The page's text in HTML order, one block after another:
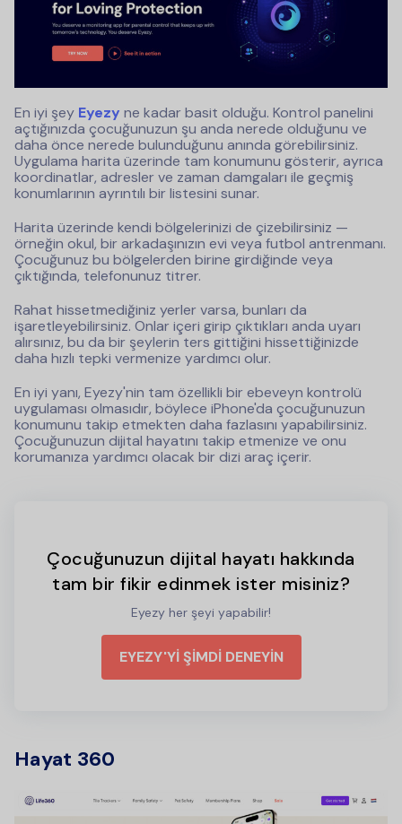
En iyi şey Eyezy ne kadar basit olduğu. Kontrol panelini
açtığınızda çocuğunuzun şu anda nerede olduğunu ve
daha önce nerede bulunduğunu anında görebilirsiniz.
Uygulama harita üzerinde tam konumunu gösterir, ayrıca
koordinatlar, adresler ve zaman damgaları ile geçmiş
konumlarının ayrıntılı bir listesini sunar.
Harita üzerinde kendi bölgelerinizi de çizebilirsiniz —
örneğin okul, bir arkadaşınızın evi veya futbol antrenmanı.
Çocuğunuz bu bölgelerden birine girdiğinde veya
çıktığında, telefonunuz titrer.
Rahat hissetmediğiniz yerler varsa, bunları da
işaretleyebilirsiniz. Onlar içeri girip çıktıkları anda uyarı
alırsınız, bu da bir şeylerin ters gittiğini hissettiğinizde
daha hızlı tepki vermenize yardımcı olur.
En iyi yanı, Eyezy'nin tam özellikli bir ebeveyn kontrolü
uygulaması olmasıdır, böylece iPhone'da çocuğunuzun
konumunu takip etmekten daha fazlasını yapabilirsiniz.
Çocuğunuzun dijital hayatını takip etmenize ve onu
korumanıza yardımcı olacak bir dizi araç içerir.
Çocuğunuzun dijital hayatı hakkında
tam bir fikir edinmek ister misiniz?
Eyezy her şeyi yapabilir!
EYEZY'Yİ ŞİMDİ DENEYİN
Hayat 360